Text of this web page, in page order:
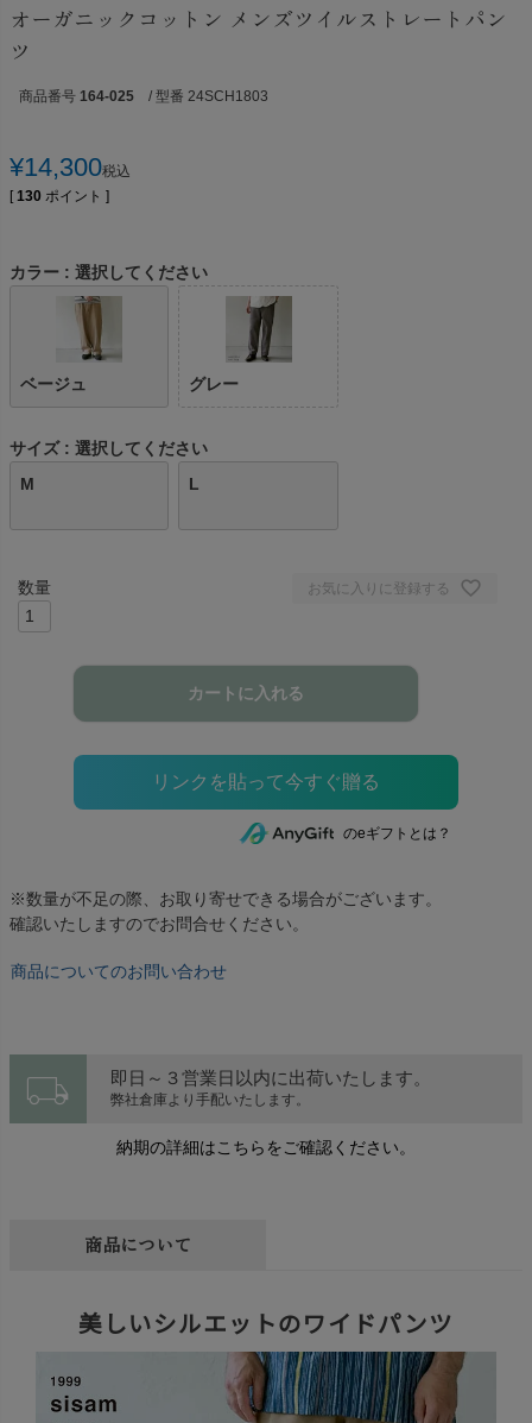
オーガニックコットン メンズツイルストレートパン
ツ
商品番号 164-025 / 型番 24SCH1803
¥14,300税込
[ 130 ポイント ]
カラー 選択してください
ベージュ グレー
サイズ
選択してください
M
L
お気に入りに登録する
カートに入れる
のeギフトとは？
※数量が不足の際、お取り寄せできる場合がございます。
確認いたしますのでお問合せください。
商品についてのお問い合わせ
local_shipping 即日～３営業日以内に出荷いたします。
弊社倉庫より手配いたします。
納期の詳細はこちらをご確認ください。
商品について
美しいシルエットのワイドパンツ